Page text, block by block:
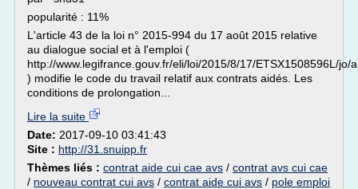
popularité : 11%
L'article 43 de la loi n° 2015-994 du 17 août 2015 relative
au dialogue social et à l'emploi (
http://www.legifrance.gouv.fr/eli/loi/2015/8/17/ETSX1508596L/jo/
) modifie le code du travail relatif aux contrats aidés. Les
conditions de prolongation...
Lire la suite
Date: 2017-09-10 03:41:43
Site : http://31.snuipp.fr
Thèmes liés : contrat aide cui cae avs / contrat avs cui cae
/ nouveau contrat cui avs / contrat aide cui avs / pole emploi